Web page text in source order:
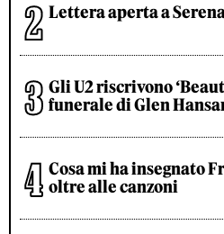
Lettera aperta a
Gli U2 riscrivono
funerale di Glen
Cosa mi ha insegnato
oltre alle canzoni